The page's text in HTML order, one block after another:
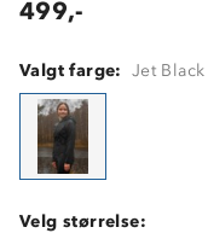
499,-
Valgt farge: Jet Black
Velg størrelse: